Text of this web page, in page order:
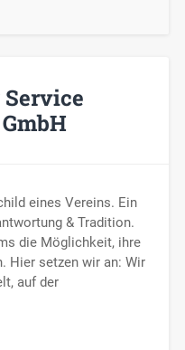
Service
eines Vereins. Ein
& Tradition.
die Möglichkeit, ihre
Hier setzen wir an: Wir
auf der